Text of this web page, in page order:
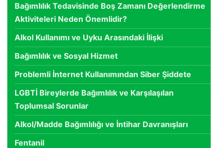
Bağımlılık Tedavisinde Boş Zamanı Değerlendirme
Aktiviteleri Neden Önemlidir?
Alkol Kullanımı ve Uyku Arasındaki İlişki
Bağımlılık ve Sosyal Hizmet
Problemli İnternet Kullanımından Siber Şiddete
LGBTİ Bireylerde Bağımlılık ve Karşılaşılan
Toplumsal Sorunlar
Alkol/Madde Bağımlılığı ve İntihar Davranışları
Fentanil